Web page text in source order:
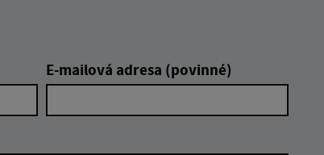
E-mailová adresa (povinné)